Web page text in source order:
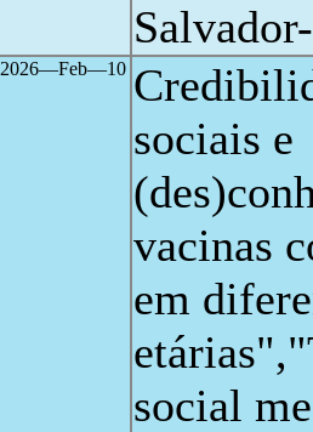
2026―Feb―10
sociais e
vacinas
em
social